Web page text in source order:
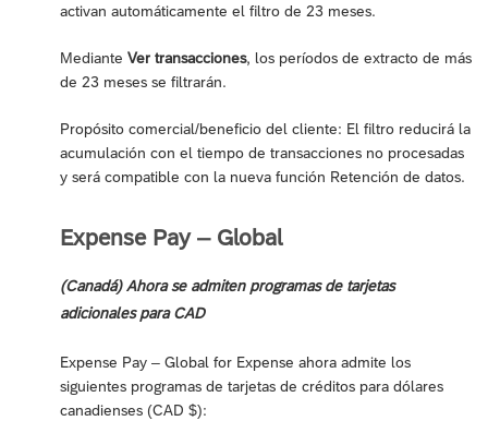
activan automáticamente el filtro de 23 meses.
Mediante Ver transacciones, los períodos de extracto de más
de 23 meses se filtrarán.
Propósito comercial/beneficio del cliente: El filtro reducirá la
acumulación con el tiempo de transacciones no procesadas
y será compatible con la nueva función Retención de datos.
Expense Pay – Global
(Canadá) Ahora se admiten programas de tarjetas
adicionales para CAD
Expense Pay – Global for Expense ahora admite los
siguientes programas de tarjetas de créditos para dólares
canadienses (CAD $):